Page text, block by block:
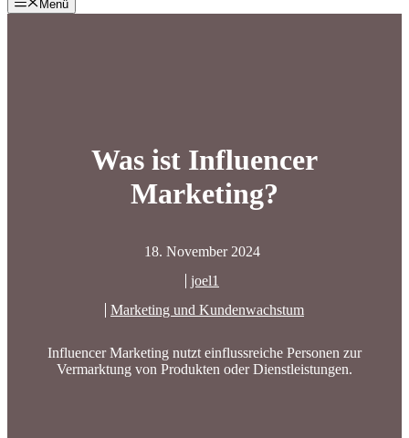
Menü
Was ist Influencer
Marketing?
18. November 2024
joel1
Marketing und Kundenwachstum
Influencer Marketing nutzt einflussreiche Personen zur
Vermarktung von Produkten oder Dienstleistungen.